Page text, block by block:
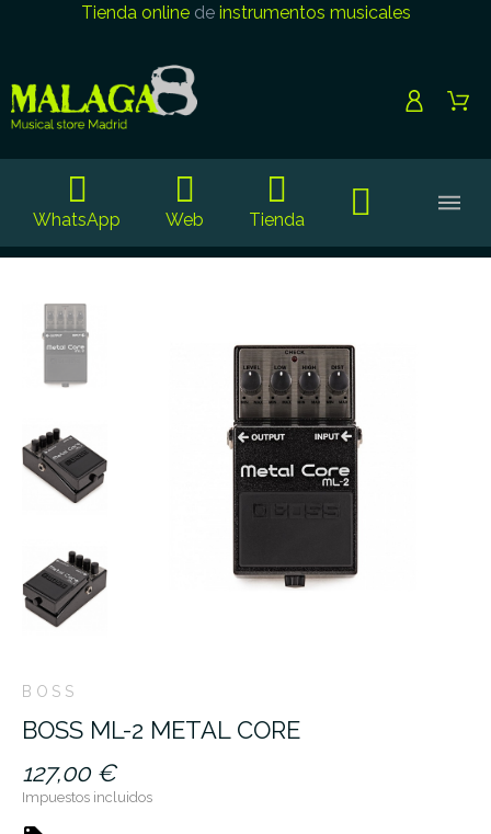
Tienda onlinede instrumentos musicales
WhatsApp Web Tienda
BOSS
BOSS ML-2 METAL CORE
127,00 €
Impuestos incluidos